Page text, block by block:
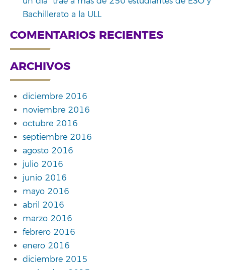
Bachillerato a la ULL
COMENTARIOS RECIENTES
ARCHIVOS
diciembre 2016
noviembre 2016
octubre 2016
septiembre 2016
agosto 2016
julio 2016
junio 2016
mayo 2016
abril 2016
marzo 2016
febrero 2016
enero 2016
diciembre 2015